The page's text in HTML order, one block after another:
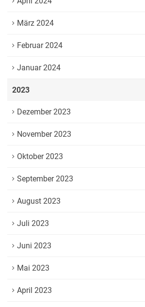
März 2024
Februar 2024
Januar 2024
2023
Dezember 2023
November 2023
Oktober 2023
September 2023
August 2023
Juli 2023
Juni 2023
Mai 2023
April 2023